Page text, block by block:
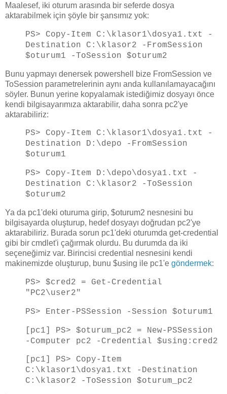
Maalesef, iki oturum arasında bir seferde dosya
aktarabilmek için şöyle bir şansımız yok:
PS> Copy-Item C:\klasor1\dosya1.txt -
Destination C:\klasor2 -FromSession
$oturum1 -ToSession $oturum2
Bunu yapmayı denersek powershell bize FromSession ve
ToSession parametrelerinin aynı anda kullanılamayacağını
söyler. Bunun yerine kopyalamak istediğimiz dosyayı önce
kendi bilgisayarımıza aktarabilir, daha sonra pc2'ye
aktarabiliriz:
PS> Copy-Item C:\klasor1\dosya1.txt -
Destination D:\depo -FromSession
$oturum1
PS> Copy-Item D:\depo\dosya1.txt -
Destination C:\klasor2 -ToSession
$oturum2
Ya da pc1'deki oturuma girip, $oturum2 nesnesini bu
bilgisayarda oluşturup, hedef dosyayı doğrudan pc2'ye
aktarabiliriz. Burada sorun pc1'deki oturumda get-credential
gibi bir cmdlet'i çağırmak olurdu. Bu durumda da iki
seçeneğimiz var. Birincisi credential nesnesini kendi
makinemizde oluşturup, bunu $using ile pc1'e göndermek:
PS> $cred2 = Get-Credential
"PC2\user2"
PS> Enter-PSSession -Session $oturum1
[pc1] PS> $oturum_pc2 = New-PSSession
-Computer pc2 -Credential $using:cred2
[pc1] PS> Copy-Item
C:\klasor1\dosya1.txt -Destination
C:\klasor2 -ToSession $oturum_pc2